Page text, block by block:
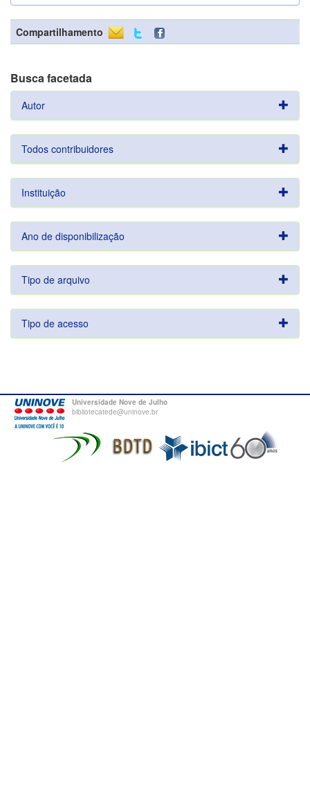
Compartilhamento
Busca facetada
Autor
Todos contribuidores
Instituição
Ano de disponibilização
Tipo de arquivo
Tipo de acesso
Universidade Nove de Julho
bibliotecatede@uninove.br